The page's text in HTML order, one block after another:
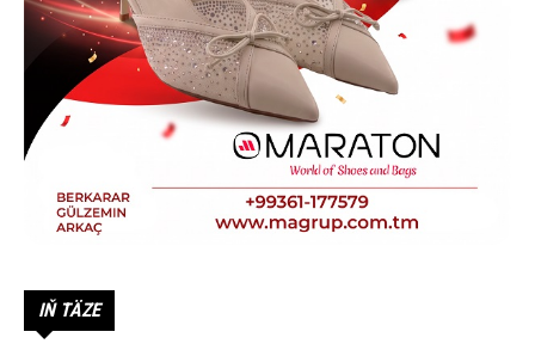
IŇ TÄZE